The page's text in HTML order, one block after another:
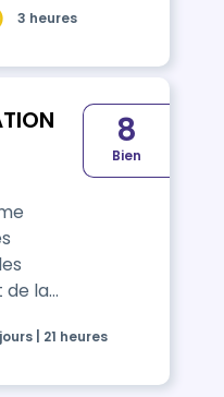
3 heures
de la
;
8
Bien
| 21 heures